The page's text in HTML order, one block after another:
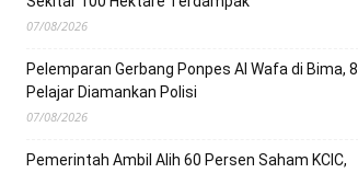
07/08/2026
Pelemparan Gerbang Ponpes Al Wafa di Bima, 8
Pelajar Diamankan Polisi
07/08/2026
Pemerintah Ambil Alih 60 Persen Saham KCIC,